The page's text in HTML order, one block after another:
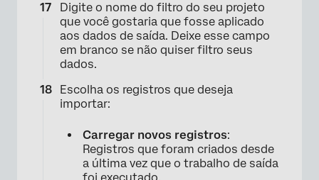
×
Digite o nome do filtro do seu projeto
que você gostaria que fosse aplicado
aos dados de saída. Deixe esse campo
em branco se não quiser filtro seus
dados.
Escolha os registros que deseja
importar:
Carregar novos registros:
Registros que foram criados desde
a última vez que o trabalho de saída